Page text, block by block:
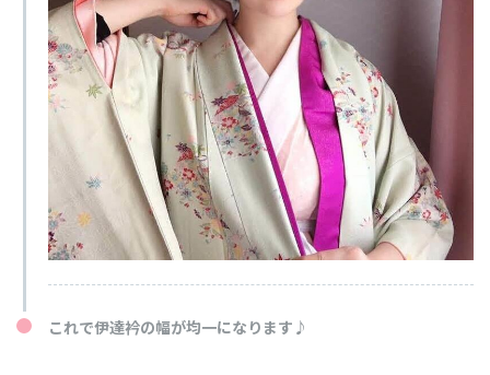
これで伊達衿の幅が均一になります♪